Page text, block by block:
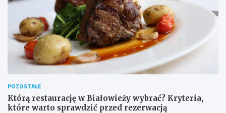
POZOSTAŁE
Którą restaurację w Białowieży wybrać? Kryteria,
które warto sprawdzić przed rezerwacją